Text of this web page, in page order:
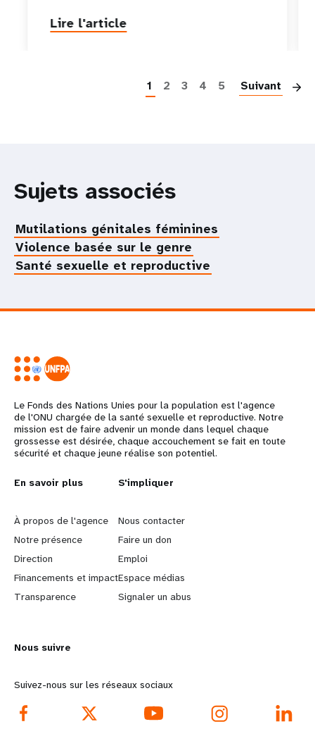
Lire l'article
1 2 3 4 5 Suivant
Sujets associés
Mutilations génitales féminines
Violence basée sur le genre
Santé sexuelle et reproductive
Le Fonds des Nations Unies pour la population est l'agence
de l'ONU chargée de la santé sexuelle et reproductive. Notre
mission est de faire advenir un monde dans lequel chaque
grossesse est désirée, chaque accouchement se fait en toute
sécurité et chaque jeune réalise son potentiel.
L
e
a
r
n
o
r
e
En savoir plus
À propos de l'agence
Notre présence
Direction
Financements et impact
Transparence
G
o
b
e
y
d
S'impliquer
Nous contacter
Faire un don
Emploi
Espace médias
Signaler un abus
Nous suivre
Suivez-nous sur les réseaux sociaux